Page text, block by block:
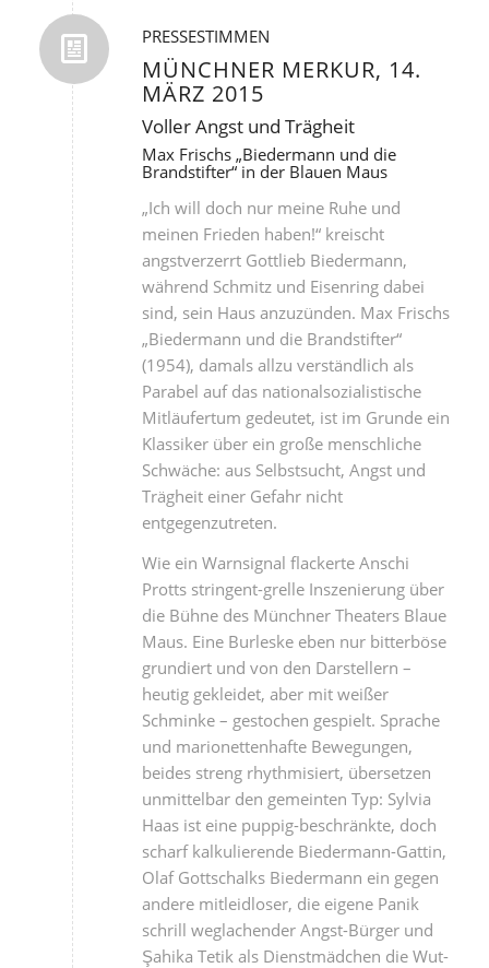
PRESSESTIMMEN
MÜNCHNER MERKUR, 14.
MÄRZ 2015
Voller Angst und Trägheit
Max Frischs „Biedermann und die
Brandstifter“ in der Blauen Maus
„Ich will doch nur meine Ruhe und
meinen Frieden haben!“ kreischt
angstverzerrt Gottlieb Biedermann,
während Schmitz und Eisenring dabei
sind, sein Haus anzuzünden. Max Frischs
„Biedermann und die Brandstifter“
(1954), damals allzu verständlich als
Parabel auf das nationalsozialistische
Mitläufertum gedeutet, ist im Grunde ein
Klassiker über ein große menschliche
Schwäche: aus Selbstsucht, Angst und
Trägheit einer Gefahr nicht
entgegenzutreten.
Wie ein Warnsignal flackerte Anschi
Protts stringent-grelle Inszenierung über
die Bühne des Münchner Theaters Blaue
Maus. Eine Burleske eben nur bitterböse
grundiert und von den Darstellern –
heutig gekleidet, aber mit weißer
Schminke – gestochen gespielt. Sprache
und marionettenhafte Bewegungen,
beides streng rhythmisiert, übersetzen
unmittelbar den gemeinten Typ: Sylvia
Haas ist eine puppig-beschränkte, doch
scharf kalkulierende Biedermann-Gattin,
Olaf Gottschalks Biedermann ein gegen
andere mitleidloser, die eigene Panik
schrill weglachender Angst-Bürger und
Şahika Tetik als Dienstmädchen die Wut-